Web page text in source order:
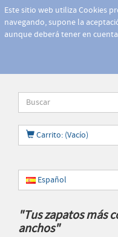
Este sitio web utiliza Cookies
navegando, supone la
aunque deberá tener en
Carrito: (Vacío)
Español
"Tus zapatos más
anchos"